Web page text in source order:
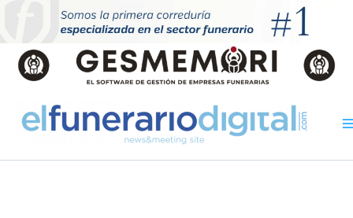
contenido